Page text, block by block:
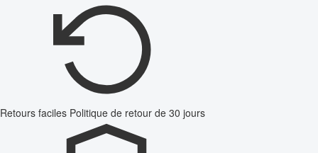
Retours faciles Politique de retour de 30 jours